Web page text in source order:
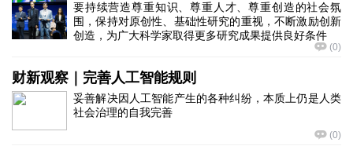
要持续营造尊重知识、尊重人才、尊重创造的社会氛
围，保持对原创性、基础性研究的重视，不断激励创新
创造，为广大科学家取得更多研究成果提供良好条件
(0)
财新观察｜完善人工智能规则
妥善解决因人工智能产生的各种纠纷，本质上仍是人类
社会治理的自我完善
(0)